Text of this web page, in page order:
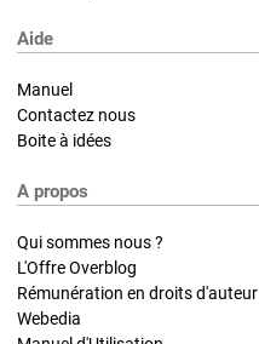
Aide
Manuel
Contactez nous
Boite à idées
A propos
Qui sommes nous ?
L'Offre Overblog
Rémunération en droits d'auteur
Webedia